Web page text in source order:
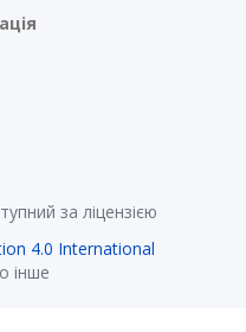
за ліцензією
4.0 International
інше